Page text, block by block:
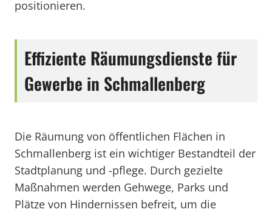
positionieren.
Effiziente Räumungsdienste für
Gewerbe in Schmallenberg
Die Räumung von öffentlichen Flächen in
Schmallenberg ist ein wichtiger Bestandteil der
Stadtplanung und -pflege. Durch gezielte
Maßnahmen werden Gehwege, Parks und
Plätze von Hindernissen befreit, um die